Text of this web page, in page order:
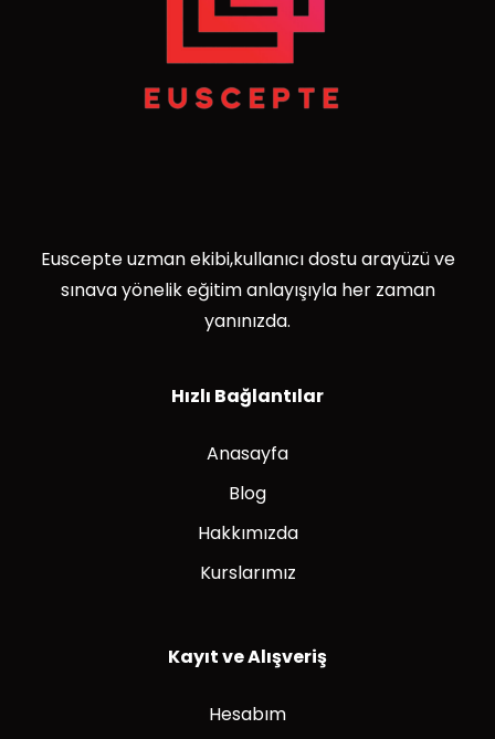
Euscepte uzman ekibi,kullanıcı dostu arayüzü ve
sınava yönelik eğitim anlayışıyla her zaman
yanınızda.
Hızlı Bağlantılar
Anasayfa
Blog
Hakkımızda
Kurslarımız
Kayıt ve Alışveriş
Hesabım